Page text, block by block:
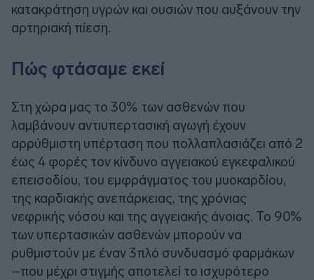
κατακράτηση υγρών και ουσιών που αυξάνουν την
αρτηριακή πίεση.
Πώς φτάσαμε εκεί
Στη χώρα μας το 30% των ασθενών που
λαμβάνουν αντιυπερτασική αγωγή έχουν
αρρύθμιστη υπέρταση που πολλαπλασιάζει από 2
έως 4 φορές τον κίνδυνο αγγειακού εγκεφαλικού
επεισοδίου, του εμφράγματος του μυοκαρδίου,
της καρδιακής ανεπάρκειας, της χρόνιας
νεφρικής νόσου και της αγγειακής άνοιας. Το 90%
των υπερτασικών ασθενών μπορούν να
ρυθμιστούν με έναν 3πλό συνδυασμό φαρμάκων
–που μέχρι στιγμής αποτελεί το ισχυρότερο